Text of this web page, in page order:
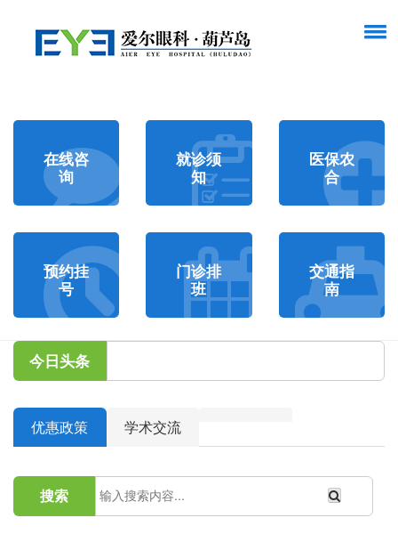
在线咨
询
就诊须
知
医保农
合
预约挂
号
门诊排
班
交通指
南
今日头条
优惠政策 学术交流
搜索